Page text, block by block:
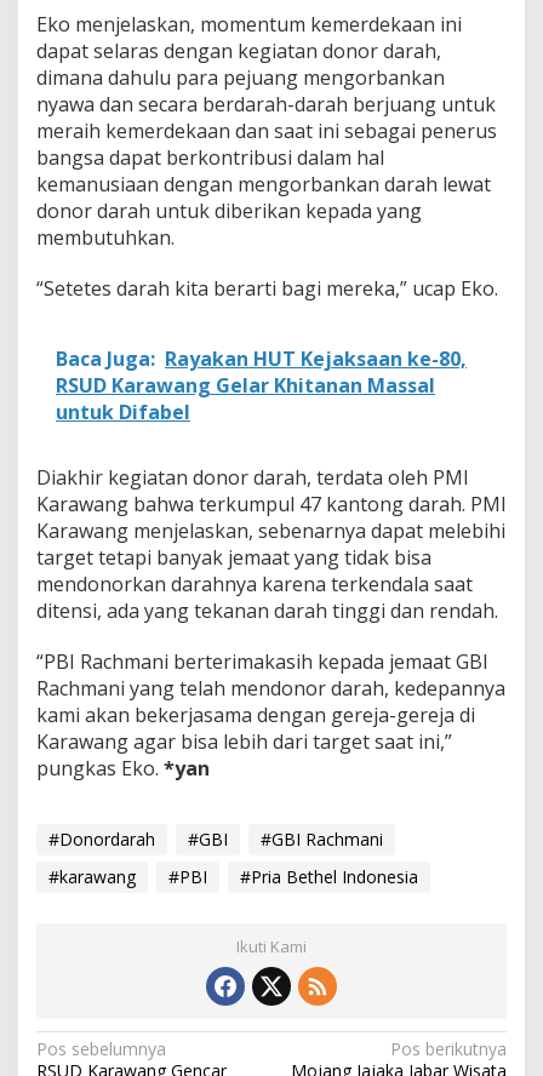
Eko menjelaskan, momentum kemerdekaan ini
dapat selaras dengan kegiatan donor darah,
dimana dahulu para pejuang mengorbankan
nyawa dan secara berdarah-darah berjuang untuk
meraih kemerdekaan dan saat ini sebagai penerus
bangsa dapat berkontribusi dalam hal
kemanusiaan dengan mengorbankan darah lewat
donor darah untuk diberikan kepada yang
membutuhkan.
“Setetes darah kita berarti bagi mereka,” ucap Eko.
Baca Juga: Rayakan HUT Kejaksaan ke-80,
RSUD Karawang Gelar Khitanan Massal
untuk Difabel
Diakhir kegiatan donor darah, terdata oleh PMI
Karawang bahwa terkumpul 47 kantong darah. PMI
Karawang menjelaskan, sebenarnya dapat melebihi
target tetapi banyak jemaat yang tidak bisa
mendonorkan darahnya karena terkendala saat
ditensi, ada yang tekanan darah tinggi dan rendah.
“PBI Rachmani berterimakasih kepada jemaat GBI
Rachmani yang telah mendonor darah, kedepannya
kami akan bekerjasama dengan gereja-gereja di
Karawang agar bisa lebih dari target saat ini,”
pungkas Eko. *yan
#Donordarah #GBI
#GBI Rachmani
#karawang
#PBI #Pria Bethel Indonesia
Ikuti Kami
N
Pos sebelumnya
RSUD Karawang Gencar
Pos berikutnya
Mojang Jajaka Jabar Wisata